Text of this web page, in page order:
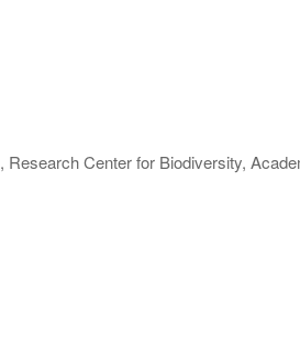
Center for Biodiversity,